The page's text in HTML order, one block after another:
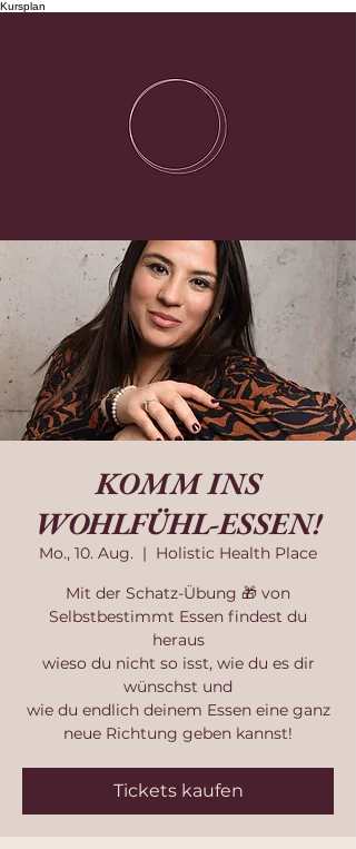
Kursplan
KOMM INS
WOHLFÜHL-ESSEN!
Mo., 10. Aug.
  |
Holistic Health Place
Mit der Schatz-Übung 🎁 von
Selbstbestimmt Essen findest du
heraus
wieso du nicht so isst, wie du es dir
wünschst und
wie du endlich deinem Essen eine ganz
neue Richtung geben kannst!
Tickets kaufen